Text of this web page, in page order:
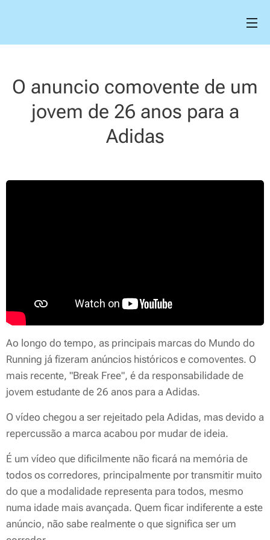
O anuncio comovente de um
jovem de 26 anos para a
Adidas
Ao longo do tempo, as principais marcas do Mundo do
Running já fizeram anúncios históricos e comoventes. O
mais recente, "Break Free", é da responsabilidade de
jovem estudante de 26 anos para a Adidas.
O vídeo chegou a ser rejeitado pela Adidas, mas devido a
repercussão a marca acabou por mudar de ideia.
É um vídeo que dificilmente não ficará na memória de
todos os corredores, principalmente por transmitir muito
do que a modalidade representa para todos, mesmo
numa idade mais avançada. Quem ficar indiferente a este
anúncio, não sabe realmente o que significa ser um